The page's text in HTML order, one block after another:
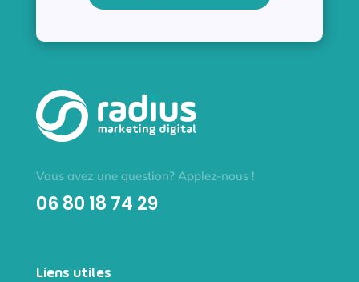
Vous avez une question? Applez-nous !
06 80 18 74 29
Liens utiles